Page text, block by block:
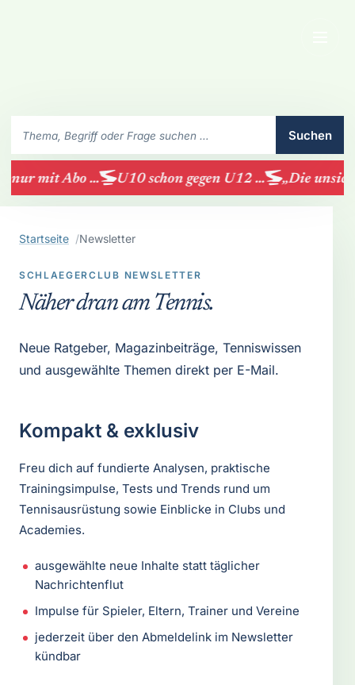
Suchen
nur mit Abo ... U10 schon gegen U12 ... „Die
Startseite Newsletter
SCHLAEGERCLUB NEWSLETTER
Näher dran am Tennis.
Neue Ratgeber, Magazinbeiträge, Tenniswissen
und ausgewählte Themen direkt per E-Mail.
Kompakt & exklusiv
Freu dich auf fundierte Analysen, praktische
Trainingsimpulse, Tests und Trends rund um
Tennisausrüstung sowie Einblicke in Clubs und
Academies.
ausgewählte neue Inhalte statt täglicher
Nachrichtenflut
Impulse für Spieler, Eltern, Trainer und Vereine
jederzeit über den Abmeldelink im Newsletter
kündbar